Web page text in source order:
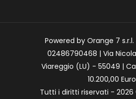
Powered by Orange 7 s.r.l.
02486790468 | Via
Viareggio (LU) - 55049 |
10.200,00 Euro
Tutti i diritti riservati -